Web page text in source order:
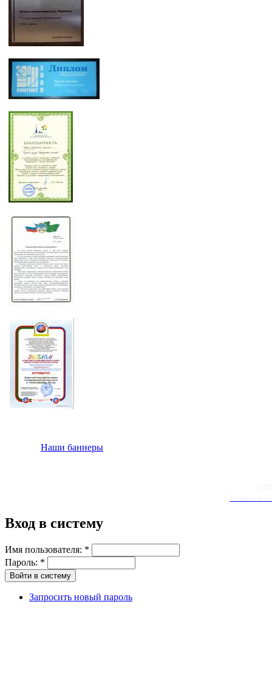
Наши баннеры
Вход в систему
Имя пользователя: *
Пароль: *
Запросить новый пароль